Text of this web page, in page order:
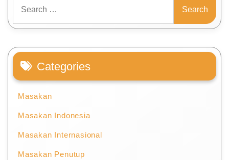
for:
Categories
Masakan
Masakan Indonesia
Masakan Internasional
Masakan Penutup